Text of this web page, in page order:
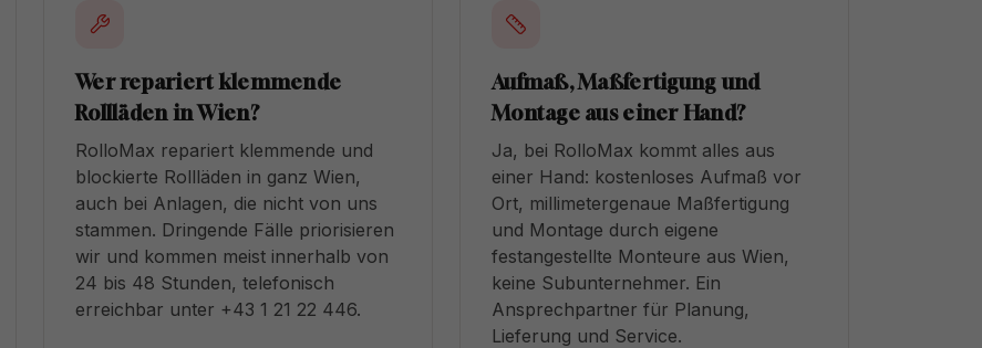
Wer repariert klemmende
Rollläden in Wien?
RolloMax repariert klemmende und
blockierte Rollläden in ganz Wien,
auch bei Anlagen, die nicht von uns
stammen. Dringende Fälle priorisieren
wir und kommen meist innerhalb von
24 bis 48 Stunden, telefonisch
erreichbar unter +43 1 21 22 446.
Aufmaß, Maßfertigung und
Montage aus einer Hand?
Ja, bei RolloMax kommt alles aus
einer Hand: kostenloses Aufmaß vor
Ort, millimetergenaue Maßfertigung
und Montage durch eigene
festangestellte Monteure aus Wien,
keine Subunternehmer. Ein
Ansprechpartner für Planung,
Lieferung und Service.